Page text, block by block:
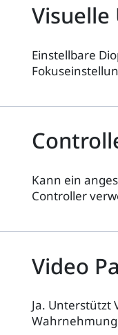
Einstellbare
Kann ein
Controller
Video
Ja. Unterstützt